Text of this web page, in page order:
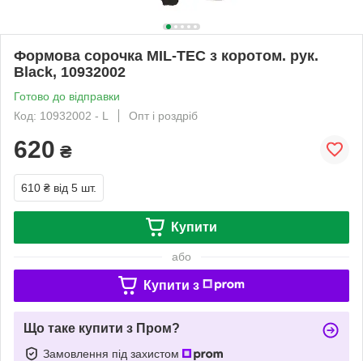
Формова сорочка MIL-TEC з коротом. рук.
Black, 10932002
Готово до відправки
Код: 10932002 - L
Опт і роздріб
620 ₴
610 ₴ від 5 шт.
Купити
або
Купити з
Що таке купити з Пром?
Замовлення під захистом